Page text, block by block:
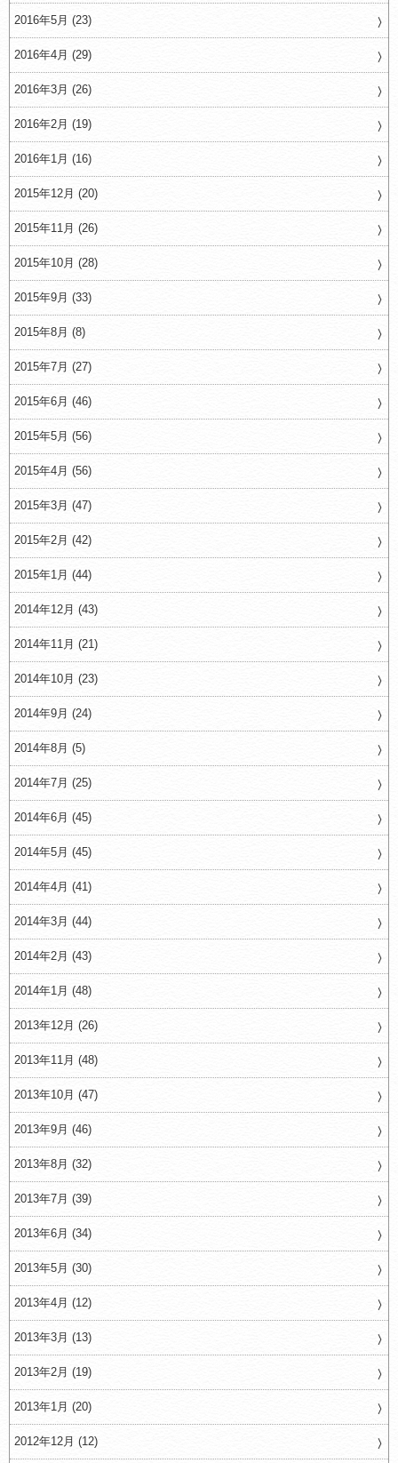
2016年5月 (23)
2016年4月 (29)
2016年3月 (26)
2016年2月 (19)
2016年1月 (16)
2015年12月 (20)
2015年11月 (26)
2015年10月 (28)
2015年9月 (33)
2015年8月 (8)
2015年7月 (27)
2015年6月 (46)
2015年5月 (56)
2015年4月 (56)
2015年3月 (47)
2015年2月 (42)
2015年1月 (44)
2014年12月 (43)
2014年11月 (21)
2014年10月 (23)
2014年9月 (24)
2014年8月 (5)
2014年7月 (25)
2014年6月 (45)
2014年5月 (45)
2014年4月 (41)
2014年3月 (44)
2014年2月 (43)
2014年1月 (48)
2013年12月 (26)
2013年11月 (48)
2013年10月 (47)
2013年9月 (46)
2013年8月 (32)
2013年7月 (39)
2013年6月 (34)
2013年5月 (30)
2013年4月 (12)
2013年3月 (13)
2013年2月 (19)
2013年1月 (20)
2012年12月 (12)